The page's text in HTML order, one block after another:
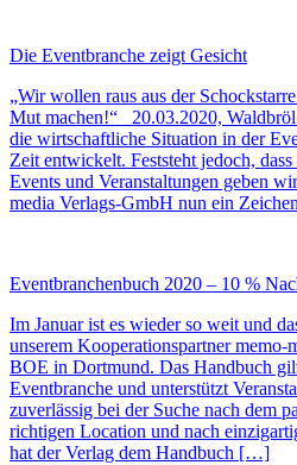
Die Eventbranche zeigt Gesicht
„Wir wollen raus aus der
Mut machen!“ 20.03.2020,
die wirtschaftliche Situation in der
Zeit entwickelt. Feststeht jedoch,
Events und Veranstaltungen geben
media Verlags-GmbH nun ein
Eventbranchenbuch 2020 – 10 %
Im Januar ist es wieder so weit und
unserem Kooperationspartner
BOE in Dortmund. Das Handbuch
Eventbranche und unterstützt
zuverlässig bei der Suche nach dem
richtigen Location und nach
hat der Verlag dem Handbuch […]